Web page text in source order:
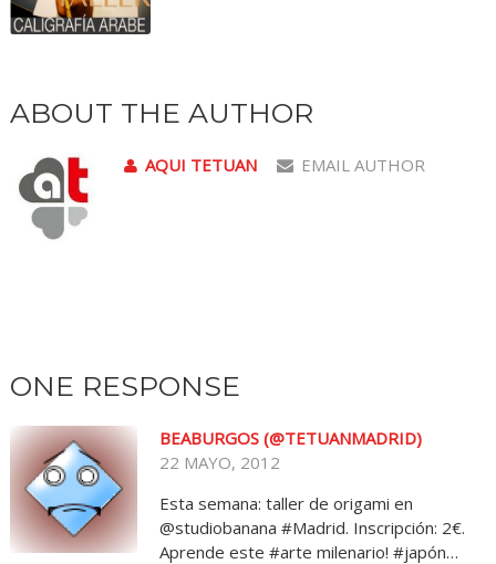
ABOUT THE AUTHOR
AQUI TETUAN EMAIL AUTHOR
ONE RESPONSE
BEABURGOS (@TETUANMADRID)
22 MAYO, 2012
Esta semana: taller de origami en
@studiobanana #Madrid. Inscripción: 2€.
Aprende este #arte milenario! #japón…